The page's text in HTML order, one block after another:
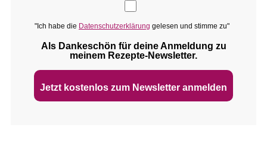
"Ich habe die Datenschutzerklärung gelesen und stimme zu"
Als Dankeschön für deine Anmeldung zu
meinem Rezepte‑Newsletter.
Jetzt kostenlos zum Newsletter anmelden